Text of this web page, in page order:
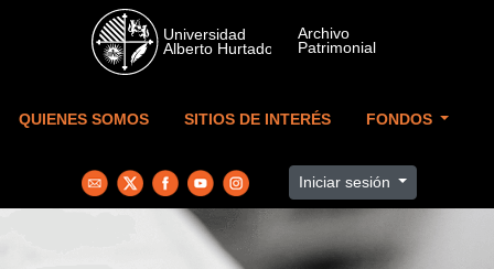
Skip to main content
QUIENES SOMOS SITIOS DE INTERÉS FONDOS
Iniciar sesión